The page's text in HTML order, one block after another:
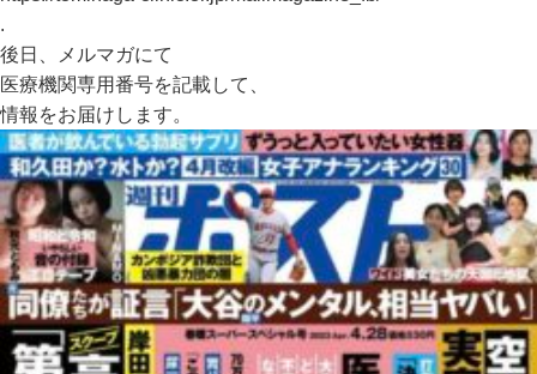
.
後日、メルマガにて
医療機関専用番号を記載して、
情報をお届けします。